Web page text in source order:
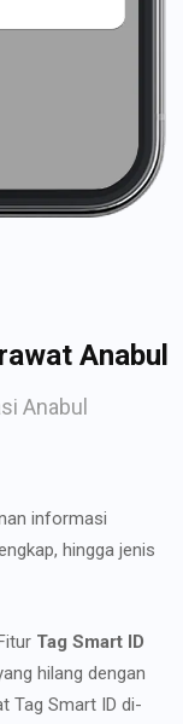
Anabul
Anabul
informasi
hingga jenis
Tag Smart ID
hilang dengan
Tag Smart ID di-